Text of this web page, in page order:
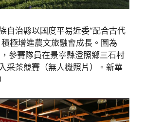
自治縣以國度平易近委“配合古代
極增進農文旅融會成長。圖為
參賽隊員在景寧縣澄照鄉三石村
采茶競賽（無人機照片）。新華